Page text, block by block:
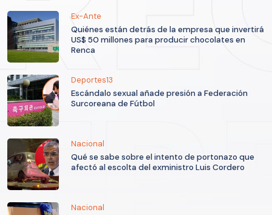
Ex-Ante
Quiénes están detrás de la empresa que invertirá
US$ 50 millones para producir chocolates en
Renca
Deportes13
Escándalo sexual añade presión a Federación
Surcoreana de Fútbol
Nacional
Qué se sabe sobre el intento de portonazo que
afectó al escolta del exministro Luis Cordero
Nacional